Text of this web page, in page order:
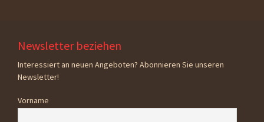
Newsletter beziehen
Interessiert an neuen Angeboten? Abonnieren Sie unseren
Newsletter!
Vorname